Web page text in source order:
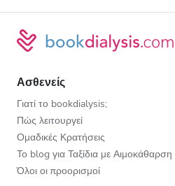
Ασθενείς
Γιατί το bookdialysis;
Πώς λειτουργεί
Ομαδικές Κρατήσεις
Το blog για Ταξίδια με Αιμοκάθαρση
Όλοι οι προορισμοί